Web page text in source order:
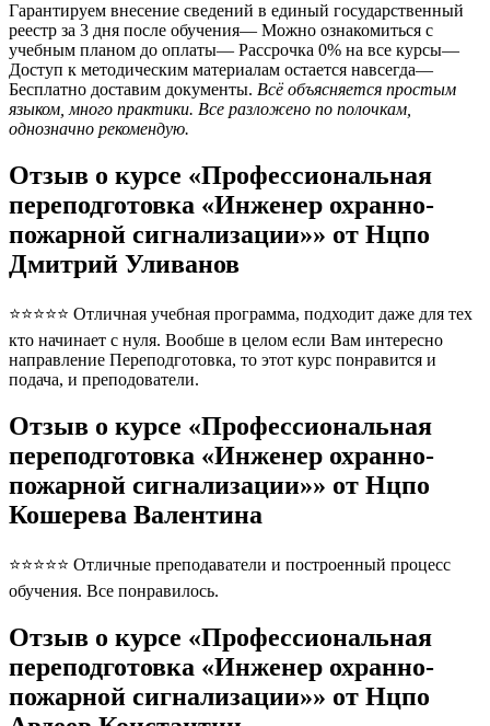
Гарантируем внесение сведений в единый государственный
реестр за 3 дня после обучения— Можно ознакомиться с
учебным планом до оплаты— Рассрочка 0% на все курсы—
Доступ к методическим материалам остается навсегда—
Бесплатно доставим документы. Всё объясняется простым
языком, много практики. Все разложено по полочкам,
однозначно рекомендую.
Отзыв о курсе «Профессиональная
переподготовка «Инженер охранно-
пожарной сигнализации»» от Нцпо
Дмитрий Уливанов
⭐⭐⭐⭐⭐ Отличная учебная программа, подходит даже для тех
кто начинает с нуля. Вообше в целом если Вам интересно
направление Переподготовка, то этот курс понравится и
подача, и преподователи.
Отзыв о курсе «Профессиональная
переподготовка «Инженер охранно-
пожарной сигнализации»» от Нцпо
Кошерева Валентина
⭐⭐⭐⭐⭐ Отличные преподаватели и построенный процесс
обучения. Все понравилось.
Отзыв о курсе «Профессиональная
переподготовка «Инженер охранно-
пожарной сигнализации»» от Нцпо